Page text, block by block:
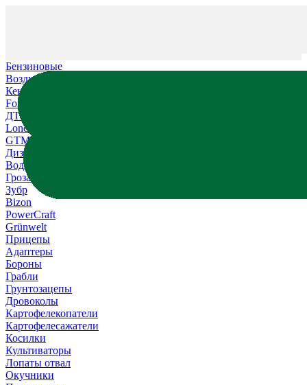
Бензиновые
Воздушные
Кентавр
Forte
ДТЗ
Loncin
GTM
Дизельные
Водяные
Гроза
Зубр
Bizon
PowerCraft
Grünwelt
Прицепы
Адаптеры
Бороны
Грабли
Грунтозацепы
Дровоколы
Картофелекопатели
Картофелесажатели
Косилки
Культиваторы
Лопаты отвал
Окучники